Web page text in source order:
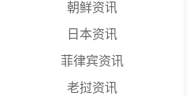
朝鲜资讯
日本资讯
菲律宾资讯
老挝资讯